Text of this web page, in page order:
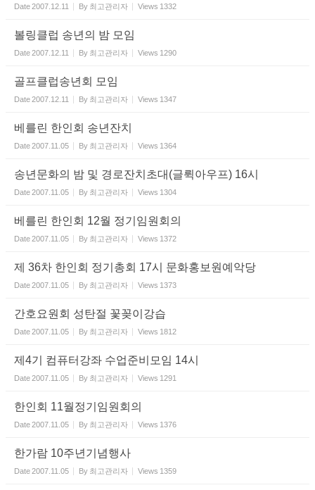
Date2007.12.11 By 최고관리자 Views 1332
볼링클럽 송년의 밤 모임
Date2007.12.11 By 최고관리자 Views 1290
골프클럽송년회 모임
Date2007.12.11 By 최고관리자 Views 1347
베를린 한인회 송년잔치
Date2007.11.05 By 최고관리자 Views 1364
송년문화의 밤 및 경로잔치초대(글뤽아우프) 16시
Date2007.11.05 By 최고관리자 Views 1304
베를린 한인회 12월 정기임원회의
Date2007.11.05 By 최고관리자 Views 1372
제 36차 한인회 정기총회 17시 문화홍보원예악당
Date2007.11.05 By 최고관리자 Views 1373
간호요원회 성탄절 꽃꽂이강습
Date2007.11.05 By 최고관리자 Views 1812
제4기 컴퓨터강좌 수업준비모임 14시
Date2007.11.05 By 최고관리자 Views 1291
한인회 11월정기임원회의
Date2007.11.05 By 최고관리자 Views 1376
한가람 10주년기념행사
Date2007.11.05 By 최고관리자 Views 1359